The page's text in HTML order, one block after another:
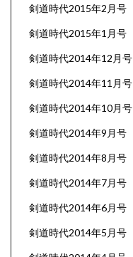
剣道時代2015年2月号
剣道時代2015年1月号
剣道時代2014年12月号
剣道時代2014年11月号
剣道時代2014年10月号
剣道時代2014年9月号
剣道時代2014年8月号
剣道時代2014年7月号
剣道時代2014年6月号
剣道時代2014年5月号